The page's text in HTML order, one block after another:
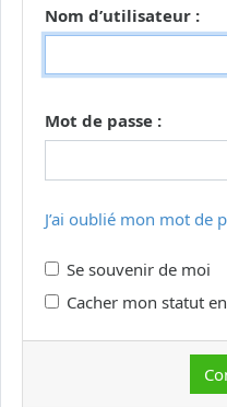
Nom d’utilisateur :
Mot de passe :
J’ai oublié mon mot de
Se souvenir de moi
Cacher mon statut